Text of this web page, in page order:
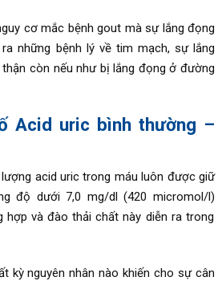
cơ mắc bệnh gout mà sự lắng đọng
những bệnh lý về tim mạch, sự lắng
còn nếu như bị lắng đọng ở đường
Acid uric bình thường –
acid uric trong máu luôn được giữ
độ dưới 7,0 mg/dl (420 micromol/l)
hợp và đào thải chất này diễn ra trong
kỳ nguyên nhân nào khiến cho sự cân